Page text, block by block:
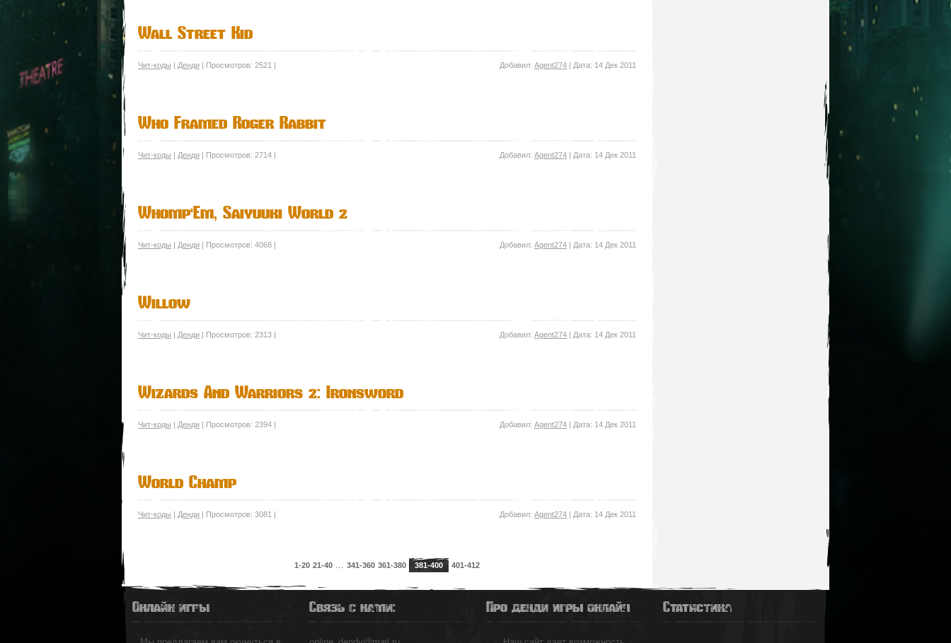
Wall Street Kid
Добавил: Agent274 | Дата: 14 Дек 2011
Чит-коды | Денди | Просмотров: 2521 |
Who Framed Roger Rabbit
Добавил: Agent274 | Дата: 14 Дек 2011
Чит-коды | Денди | Просмотров: 2714 |
Whomp'Em, Saiyuuki World 2
Добавил: Agent274 | Дата: 14 Дек 2011
Чит-коды | Денди | Просмотров: 4068 |
Willow
Добавил: Agent274 | Дата: 14 Дек 2011
Чит-коды | Денди | Просмотров: 2313 |
Wizards And Warriors 2: Ironsword
Добавил: Agent274 | Дата: 14 Дек 2011
Чит-коды | Денди | Просмотров: 2394 |
World Champ
Добавил: Agent274 | Дата: 14 Дек 2011
Чит-коды | Денди | Просмотров: 3081 |
1-20 21-40 ... 341-360 361-380 381-400 401-412
Онлайн игры Связь с нами: Про денди игры онлайн Статистика